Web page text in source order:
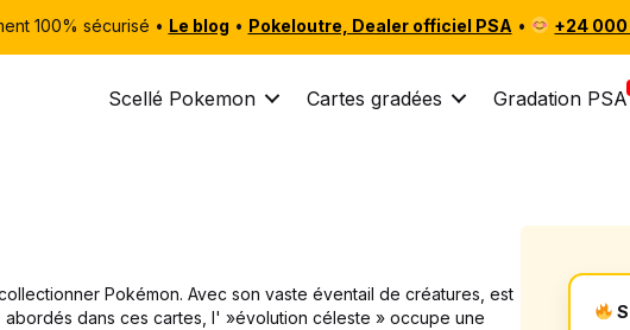
100% sécurisé • Le blog • Pokeloutre, Dealer officiel PSA • +24
Scellé Pokemon Cartes gradées Gradation PSA
Pokémon. Avec son vaste éventail de créatures, est
abordés dans ces cartes, l' »évolution céleste » occupe une